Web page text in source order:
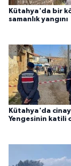
Kütahya'da bir
samanlık yangını
Kütahya'da
Yengesinin katili